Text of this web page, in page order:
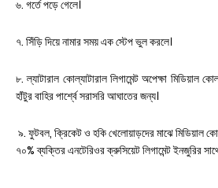
৬. গর্তে পড়ে গেলে।
৭. সিঁড়ি দিয়ে নামার সময় এক স্টেপ ভুল করলে।
৮. ল্যাটারাল কোল্যাটারাল লিগামেন্ট অপেক্ষা মিডিয়াল
হাঁটুর বাহির পার্শ্বে সরাসরি আঘাতের জন্য।
৯. ফুটবল, ক্রিকেট ও হকি খেলোয়াড়দের মাঝে মিডিয়াল
৭০% ব্যক্তির এনটেরিওর ক্রুসিয়েট লিগামেন্ট ইনজুরির